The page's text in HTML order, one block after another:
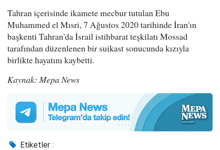
Tahran içerisinde ikamete mecbur tutulan Ebu
Muhammed el Mısri, 7 Ağustos 2020 tarihinde İran'ın
başkenti Tahran'da İsrail istihbarat teşkilatı Mossad
tarafından düzenlenen bir suikast sonucunda kızıyla
birlikte hayatını kaybetti.
Kaynak: Mepa News
Etiketler :